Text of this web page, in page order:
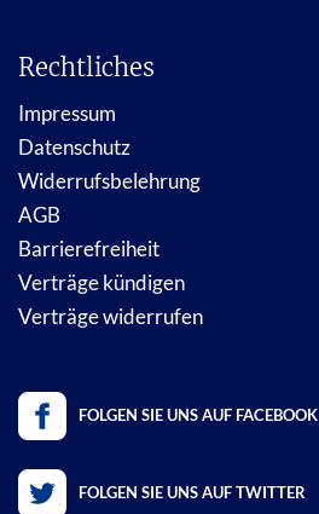
Rechtliches
Impressum
Datenschutz
Widerrufsbelehrung
AGB
Barrierefreiheit
Verträge kündigen
Verträge widerrufen
FOLGEN SIE UNS AUF FACEBOOK
FOLGEN SIE UNS AUF TWITTER